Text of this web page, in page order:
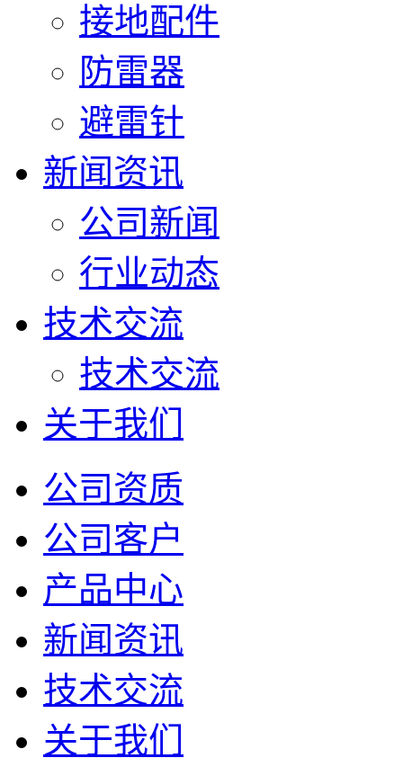
接地配件
防雷器
避雷针
新闻资讯
公司新闻
行业动态
技术交流
技术交流
关于我们
公司资质
公司客户
产品中心
新闻资讯
技术交流
关于我们